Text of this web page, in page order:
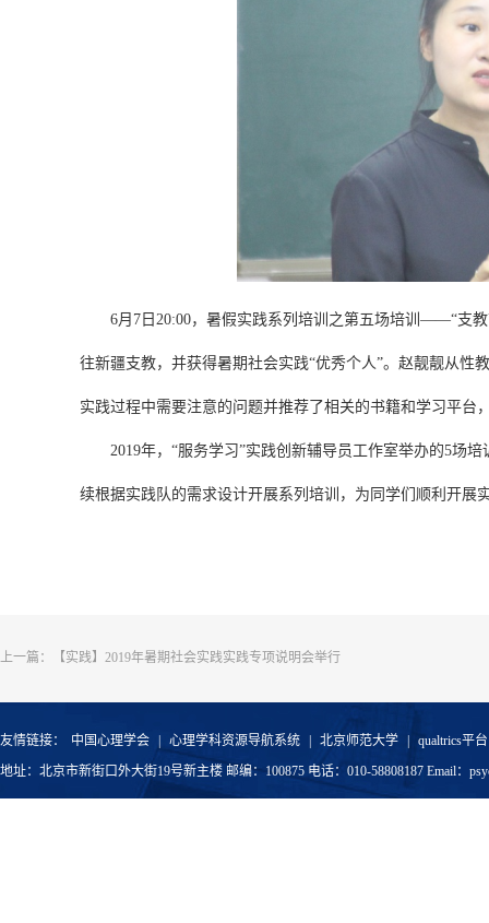
6月7日20:00，暑假实践系列培训之第五场培训——“支
往新疆支教，并获得暑期社会实践“优秀个人”。赵靓靓从
实践过程中需要注意的问题并推荐了相关的书籍和学习平
2019年，“服务学习”实践创新辅导员工作室举办的5场
续根据实践队的需求设计开展系列培训，为同学们顺利开展
上一篇： 【实践】2019年暑期社会实践实践专项说明会举行
友情链接： 中国心理学会 心理学科资源导航系统 北京师范大学
qualtrics平台
地址：北京市新街口外大街19号新主楼 邮编：100875 电话：010-58808187 Email：